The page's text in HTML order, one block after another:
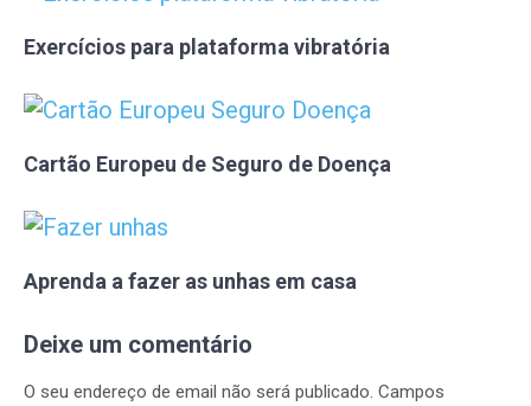
Exercícios para plataforma vibratória
Cartão Europeu de Seguro de Doença
Aprenda a fazer as unhas em casa
Deixe um comentário
O seu endereço de email não será publicado. Campos